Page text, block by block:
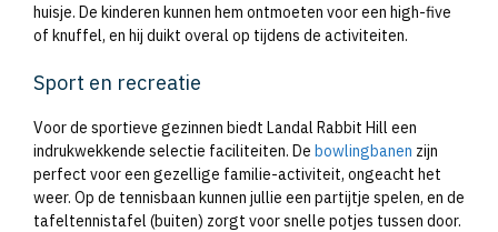
huisje. De kinderen kunnen hem ontmoeten voor een high-five
of knuffel, en hij duikt overal op tijdens de activiteiten.
Sport en recreatie
Voor de sportieve gezinnen biedt Landal Rabbit Hill een
indrukwekkende selectie faciliteiten. De bowlingbanen zijn
perfect voor een gezellige familie-activiteit, ongeacht het
weer. Op de tennisbaan kunnen jullie een partijtje spelen, en de
tafeltennistafel (buiten) zorgt voor snelle potjes tussen door.